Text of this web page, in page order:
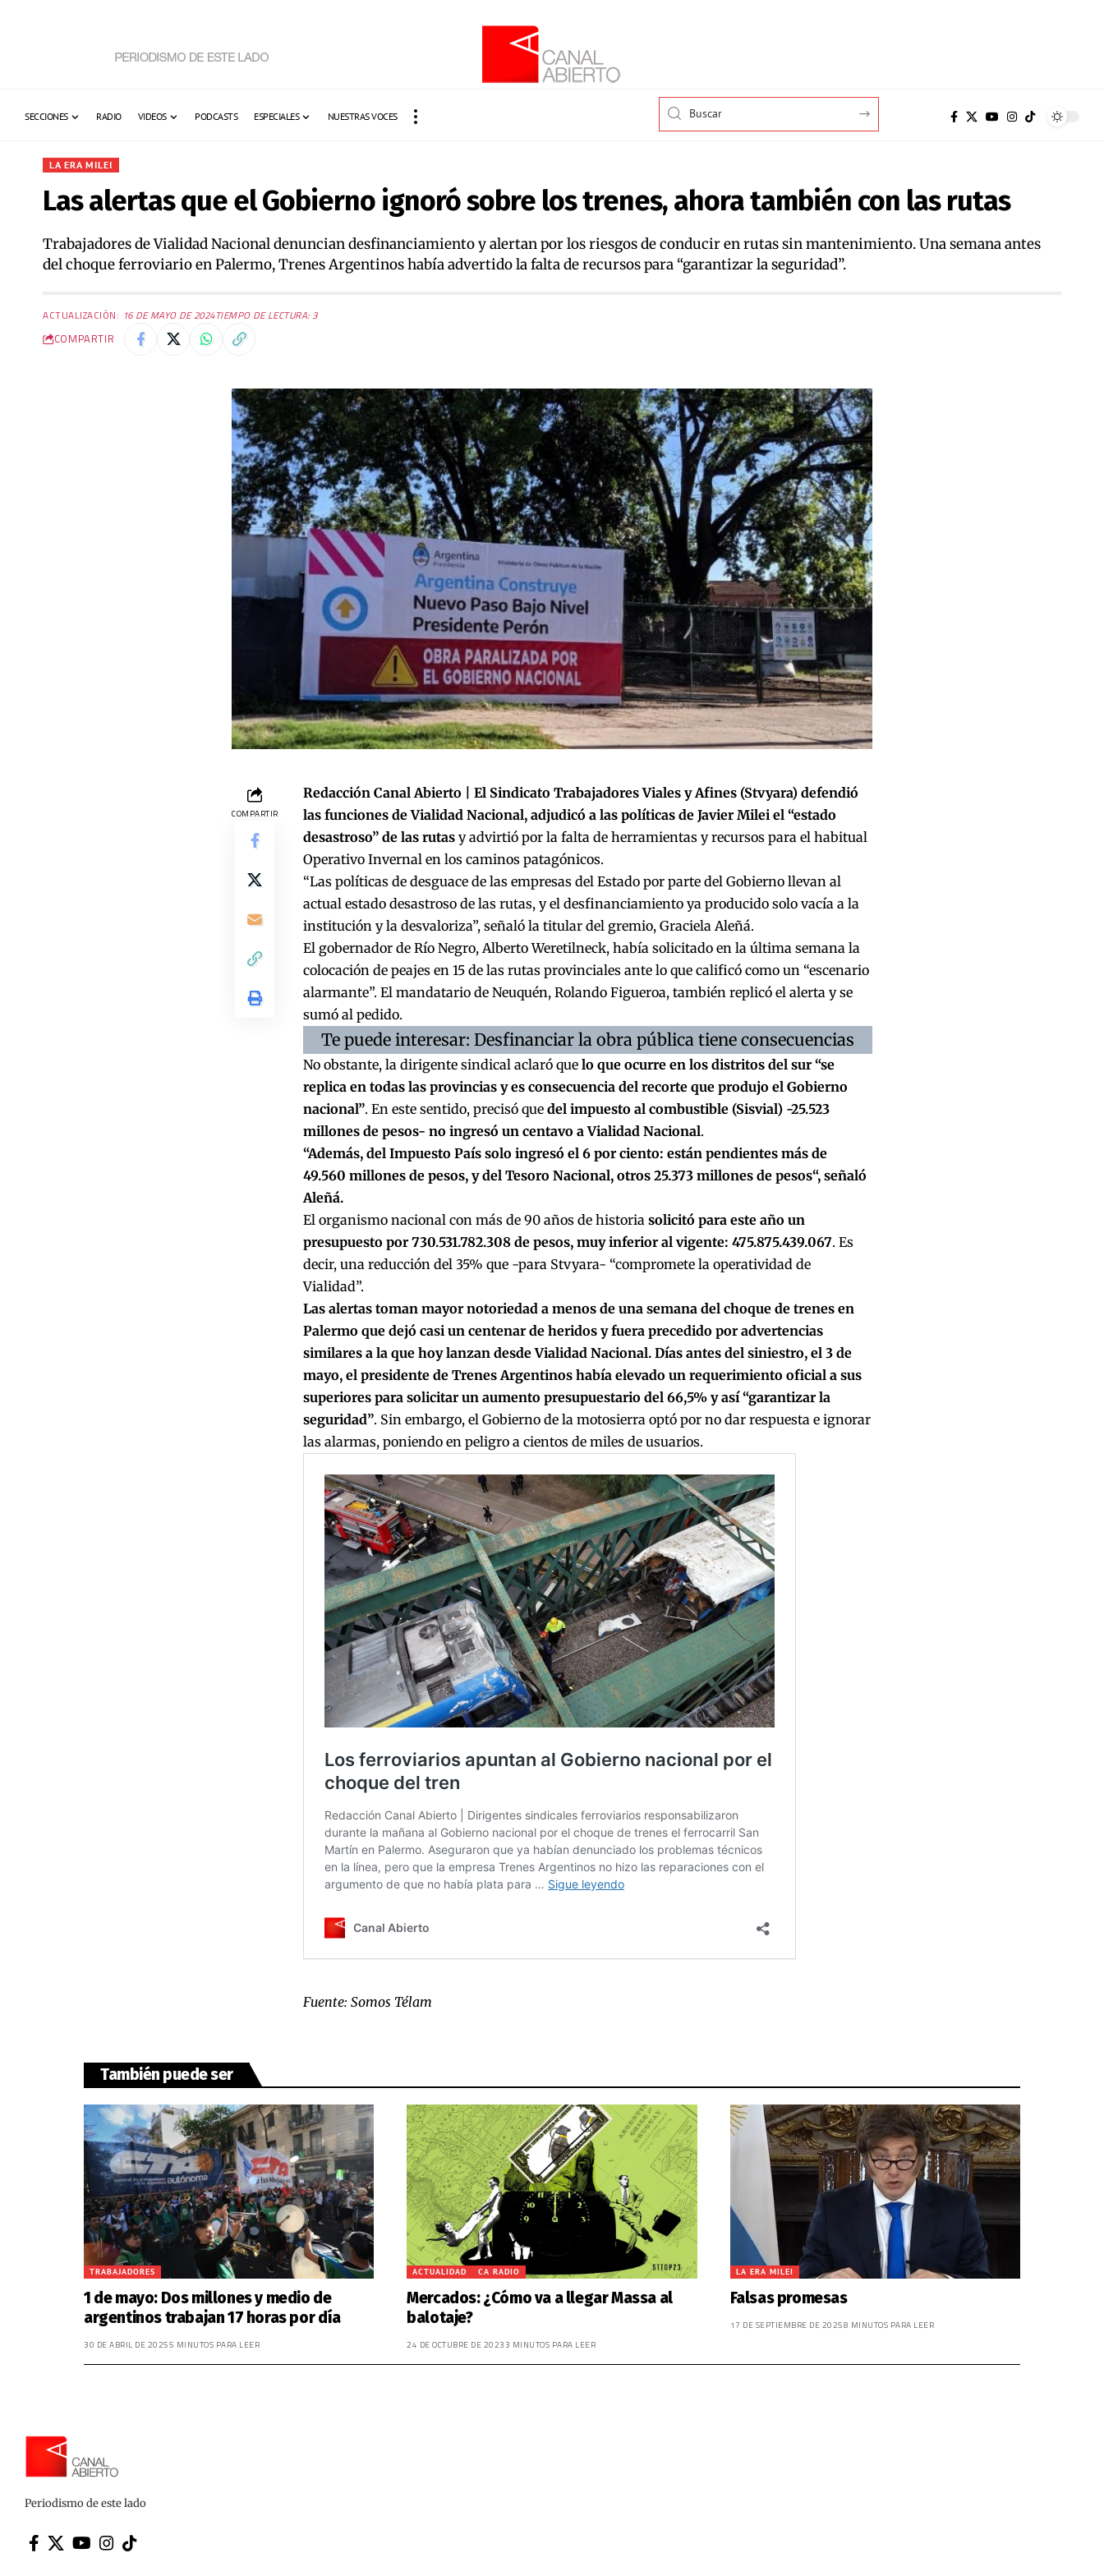
SECCIONES RADIO VIDEOS PODCASTS ESPECIALES NUESTRAS VOCES
LA ERA MILEI
Las alertas que el Gobierno ignoró sobre los trenes, ahora también con las rutas
Trabajadores de Vialidad Nacional denuncian desfinanciamiento y alertan por los riesgos de conducir en rutas sin mantenimiento. Una semana antes
del choque ferroviario en Palermo, Trenes Argentinos había advertido la falta de recursos para “garantizar la seguridad”.
ACTUALIZACIÓN: 16 DE MAYO DE 2024TIEMPO DE LECTURA: 3
COMPARTIR
COMPARTIR
Redacción Canal Abierto | El Sindicato Trabajadores Viales y Afines (Stvyara) defendió
las funciones de Vialidad Nacional, adjudicó a las políticas de Javier Milei el “estado
desastroso” de las rutasy advirtió por la falta de herramientas y recursos para el habitual
Operativo Invernal en los caminos patagónicos.
“Las políticas de desguace de las empresas del Estado por parte del Gobierno llevan al
actual estado desastroso de las rutas, y el desfinanciamiento ya producido solo vacía a la
institución y la desvaloriza”, señaló la titular del gremio, Graciela Aleñá.
El gobernador de Río Negro, Alberto Weretilneck, había solicitado en la última semana la
colocación de peajes en 15 de las rutas provinciales ante lo que calificó como un “escenario
alarmante”. El mandatario de Neuquén, Rolando Figueroa, también replicó el alerta y se
sumó al pedido.
Te puede interesar: Desfinanciar la obra pública tiene consecuencias
No obstante, la dirigente sindical aclaró que lo que ocurre en los distritos del sur “se
replica en todas las provincias y es consecuencia del recorte que produjo el Gobierno
nacional”. En este sentido, precisó que del impuesto al combustible (Sisvial) -25.523
millones de pesos- no ingresó un centavo a Vialidad Nacional.
“Además, del Impuesto País solo ingresó el 6 por ciento: están pendientes más de
49.560 millones de pesos, y del Tesoro Nacional, otros 25.373 millones de pesos“, señaló
Aleñá.
El organismo nacional con más de 90 años de historia solicitó para este año un
presupuesto por 730.531.782.308 de pesos, muy inferior al vigente: 475.875.439.067. Es
decir, una reducción del 35% que -para Stvyara- “compromete la operatividad de
Vialidad”.
Las alertas toman mayor notoriedad a menos de una semana del choque de trenes en
Palermo que dejó casi un centenar de heridos y fuera precedido por advertencias
similares a la que hoy lanzan desde Vialidad Nacional. Días antes del siniestro, el 3 de
mayo, el presidente de Trenes Argentinos había elevado un requerimiento oficial a sus
superiores para solicitar un aumento presupuestario del 66,5% y así “garantizar la
seguridad”. Sin embargo, el Gobierno de la motosierra optó por no dar respuesta e ignorar
las alarmas, poniendo en peligro a cientos de miles de usuarios.
Fuente: Somos Télam
También puede ser
TRABAJADORES
1 de mayo: Dos millones y medio de
argentinos trabajan 17 horas por día
30 DE ABRIL DE 20255 MINUTOS PARA LEER
ACTUALIDAD CA RADIO
Mercados: ¿Cómo va a llegar Massa al
balotaje?
24 DE OCTUBRE DE 2023 3 MINUTOS PARA LEER
LA ERA MILEI
Falsas promesas
17 DE SEPTIEMBRE DE 20258 MINUTOS PARA LEER
Periodismo de este lado